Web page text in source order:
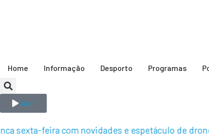
Home Informação Desporto Programas
Ouvir
sexta-feira com novidades e espetáculo de